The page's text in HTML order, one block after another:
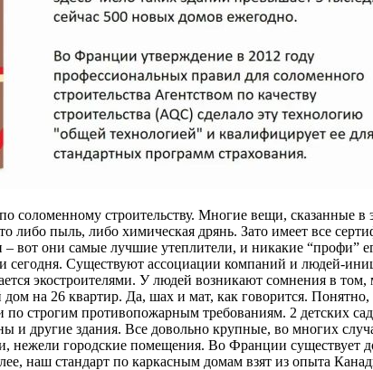
соломенному строительству. Многие вещи, сказанные
либо пыль, либо химическая дрянь. Зато имеет все
– вот они самые лучшие утеплители, и никакие
и сегодня. Существуют ассоциации компаний и людей-
экостроителями. У людей возникают сомнения в
на 26 квартир. Да, шах и мат, как говорится. Понятно,
строгим противопожарным требованиям. 2 детских
и другие здания. Все довольно крупные, во многих
нежели городские помещения. Во Франции существует
наш стандарт по каркасным домам взят из опыта